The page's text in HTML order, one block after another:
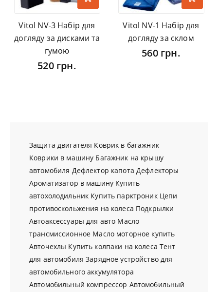
Vitol NV-3 Набір для
догляду за дисками та
гумою
520 грн.
Vitol NV-1 Набір для
догляду за склом
560 грн.
Защита двигателя Коврик в багажник
Коврики в машину Багажник на крышу
автомобиля Дефлектор капота Дефлекторы
Ароматизатор в машину Купить
автохолодильник Купить парктроник Цепи
противоскольжения на колеса Подкрылки
Автоаксессуары для авто Масло
трансмиссионное Масло моторное купить
Авточехлы Купить колпаки на колеса Тент
для автомобиля Зарядное устройство для
автомобильного аккумулятора
Автомобильный компрессор Автомобильный